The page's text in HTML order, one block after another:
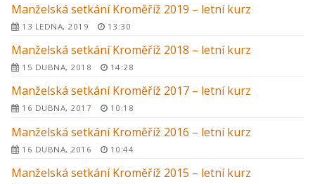
Manželská setkání Kroměříž 2019 – letní kurz
13 LEDNA, 2019 13:30
Manželská setkání Kroměříž 2018 – letní kurz
15 DUBNA, 2018 14:28
Manželská setkání Kroměříž 2017 – letní kurz
16 DUBNA, 2017 10:18
Manželská setkání Kroměříž 2016 – letní kurz
16 DUBNA, 2016 10:44
Manželská setkání Kroměříž 2015 – letní kurz